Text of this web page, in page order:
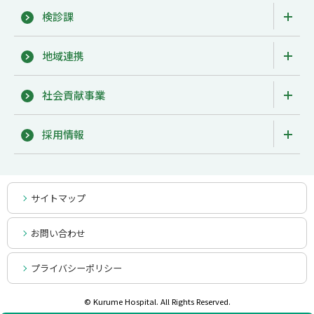
検診課
地域連携
社会貢献事業
採用情報
サイトマップ
お問い合わせ
プライバシーポリシー
© Kurume Hospital. All Rights Reserved.